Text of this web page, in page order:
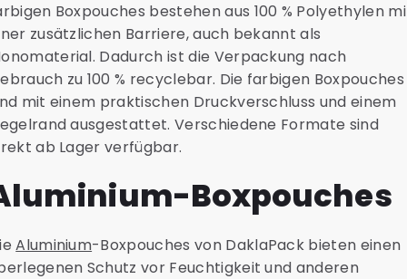
Boxpouches bestehen aus 100 % Polyethylen
zusätzlichen Barriere, auch bekannt als
Dadurch ist die Verpackung nach
zu 100 % recyclebar. Die farbigen Boxpouches
mit einem praktischen Druckverschluss und einem
ausgestattet. Verschiedene Formate sind
ab Lager verfügbar.
Boxpouches
Aluminium-Boxpouches von DaklaPack bieten einen
Schutz vor Feuchtigkeit und anderen